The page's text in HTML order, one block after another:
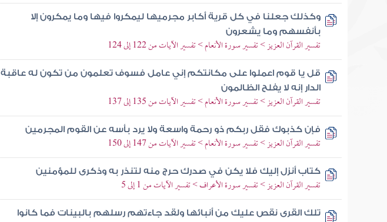
وكذلك جعلنا في كل قرية أكابر مجرميها ليمكروا فيها وما يمكرون إلا
بأنفسهم وما يشعرون
تفسير القرآن العزيز > تفسير سورة الأنعام > تفسير الآيات من 122 إلى 124
قل يا قوم اعملوا على مكانتكم إني عامل فسوف تعلمون من تكون له عاقبة
الدار إنه لا يفلح الظالمون
تفسير القرآن العزيز > تفسير سورة الأنعام > تفسير الآيات من 135 إلى 137
فإن كذبوك فقل ربكم ذو رحمة واسعة ولا يرد بأسه عن القوم المجرمين
تفسير القرآن العزيز > تفسير سورة الأنعام > تفسير الآيات من 147 إلى 150
كتاب أنزل إليك فلا يكن في صدرك حرج منه لتنذر به وذكرى للمؤمنين
تفسير القرآن العزيز > تفسير سورة الأعراف > تفسير الآيات من 1 إلى 5
تلك القرى نقص عليك من أنبائها ولقد جاءتهم رسلهم بالبينات فما كانوا